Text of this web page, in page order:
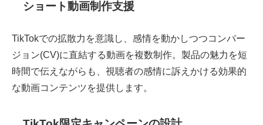
ショート動画制作支援
TikTokでの拡散力を意識し、感情を動かしつつコンバー
ジョン(CV)に直結する動画を複数制作。製品の魅力を短
時間で伝えながらも、視聴者の感情に訴えかける効果的
な動画コンテンツを提供します。